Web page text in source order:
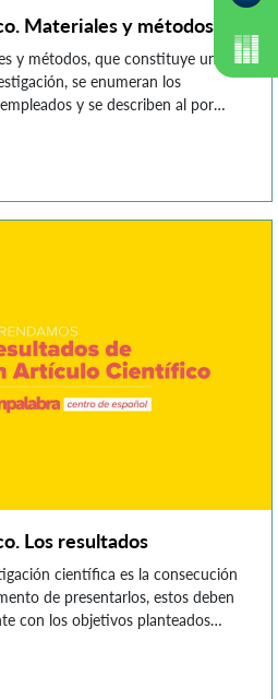
Materiales y métodos
y métodos, que constituye uno
se enumeran los
y se describen al por
descrita de manera explícita y
[…]
Los resultados
científica es la consecución
de presentarlos, estos deben
con los objetivos planteados
agregar ni quitar nada que no
Para mostrar los